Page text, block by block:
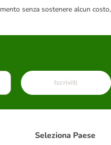
senza sostenere alcun
Iscriviti
Seleziona Paese